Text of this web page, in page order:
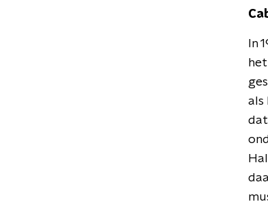
In
als
dat